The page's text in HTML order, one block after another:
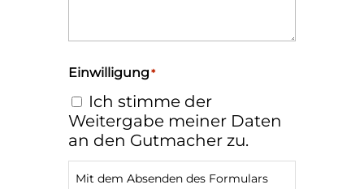
Einwilligung*
Ich stimme der
Weitergabe meiner Daten
an den Gutmacher zu.
Mit dem Absenden des Formulars